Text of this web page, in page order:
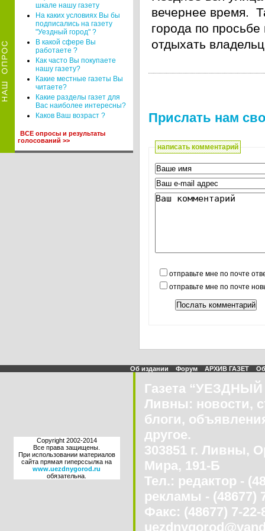
шкале нашу газету
На каких условиях Вы бы
подписались на газету
"Уездный город" ?
В какой сфере Вы
работаете ?
Как часто Вы покупаете
нашу газету?
Какие местные газеты Вы
читаете?
Какие разделы газет для
Вас наиболее интересны?
Каков Ваш возраст ?
ВСЕ опросы и результаты
голосований >>
вечернее время.
города по
отдыхать
Прислать нам
написать комментарий
отправьте мне по почте
отправьте мне по почте
Об издании Форум АРХИВ ГАЗЕТ
Copyright 2002-2014
Все права защищены.
При использовании материалов
сайта прямая гиперссылка на
www.uezdnygorod.ru
обязательна.
Газета
Ливны: новости,
блоги,
другое.
303851 г. Ливны,
Мира, 191-Б
Тел.: редактор -
рекламы - (48677)
Факс: (48677) 7-